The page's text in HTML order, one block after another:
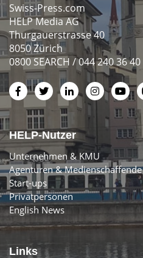
Swiss-Press.com
HELP Media AG
Thurgauerstrasse 40
8050 Zürich
0800 SEARCH / 044 240 36 40
HELP-Nutzer
Unternehmen & KMU
Agenturen & Medienschaffende
Start-ups
Privatpersonen
English News
Links